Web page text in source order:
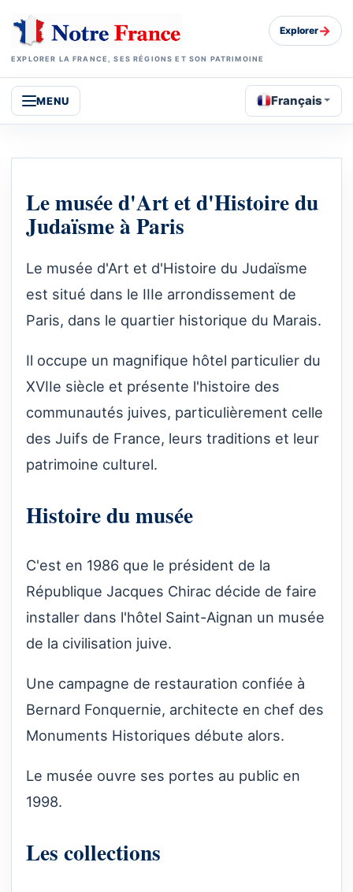
EXPLORER LA FRANCE, SES RÉGIONS ET SON PATRIMOINE
Explorer→
MENU Français
Le musée d'Art et d'Histoire du
Judaïsme à Paris
Le musée d'Art et d'Histoire du Judaïsme
est situé dans le IIIe arrondissement de
Paris, dans le quartier historique du Marais.
Il occupe un magnifique hôtel particulier du
XVIIe siècle et présente l'histoire des
communautés juives, particulièrement celle
des Juifs de France, leurs traditions et leur
patrimoine culturel.
Histoire du musée
C'est en 1986 que le président de la
République Jacques Chirac décide de faire
installer dans l'hôtel Saint-Aignan un musée
de la civilisation juive.
Une campagne de restauration confiée à
Bernard Fonquernie, architecte en chef des
Monuments Historiques débute alors.
Le musée ouvre ses portes au public en
1998.
Les collections